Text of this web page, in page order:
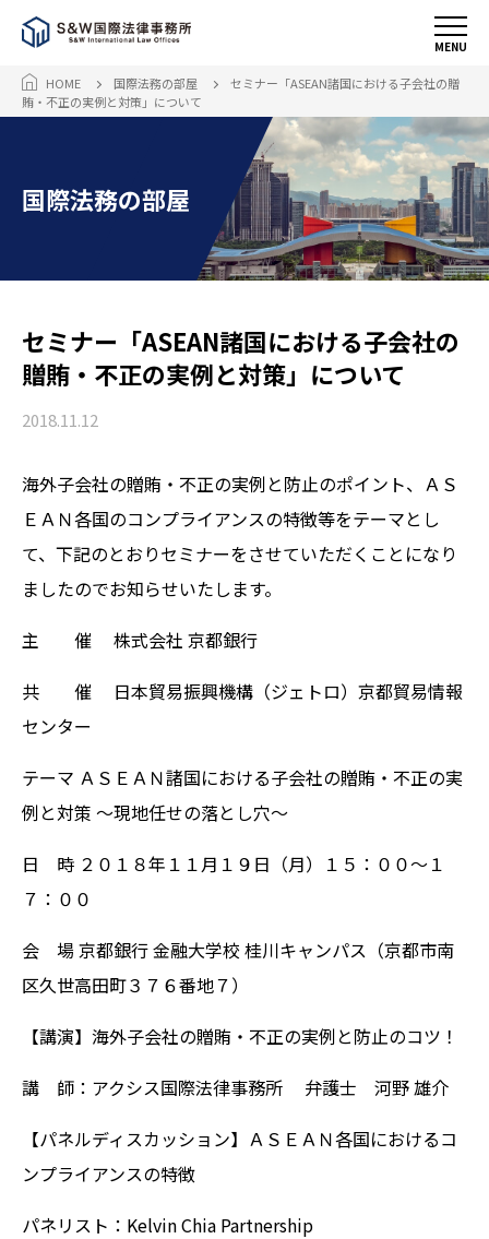
MENU
HOME 国際法務の部屋
セミナー「ASEAN諸国における子会社の贈
賄・不正の実例と対策」について
国際法務の部屋
セミナー「ASEAN諸国における子会社の
贈賄・不正の実例と対策」について
2018.11.12
海外子会社の贈賄・不正の実例と防止のポイント、ＡＳ
ＥＡＮ各国のコンプライアンスの特徴等をテーマとし
て、下記のとおりセミナーをさせていただくことになり
ましたのでお知らせいたします。
主 催 株式会社 京都銀行
共 催 日本貿易振興機構（ジェトロ）京都貿易情報
センター
テーマ ＡＳＥＡＮ諸国における子会社の贈賄・不正の実
例と対策 ～現地任せの落とし穴～
日 時 ２０１８年１１月１９日（月）１５：００～１
７：００
会 場 京都銀行 金融大学校 桂川キャンパス（京都市南
区久世高田町３７６番地７）
【講演】海外子会社の贈賄・不正の実例と防止のコツ！
講 師：アクシス国際法律事務所 弁護士 河野 雄介
【パネルディスカッション】ＡＳＥＡＮ各国におけるコ
ンプライアンスの特徴
パネリスト：Kelvin Chia Partnership